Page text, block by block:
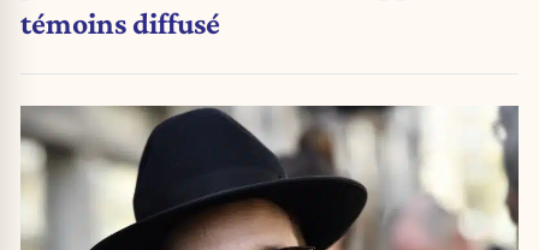
témoins diffusé